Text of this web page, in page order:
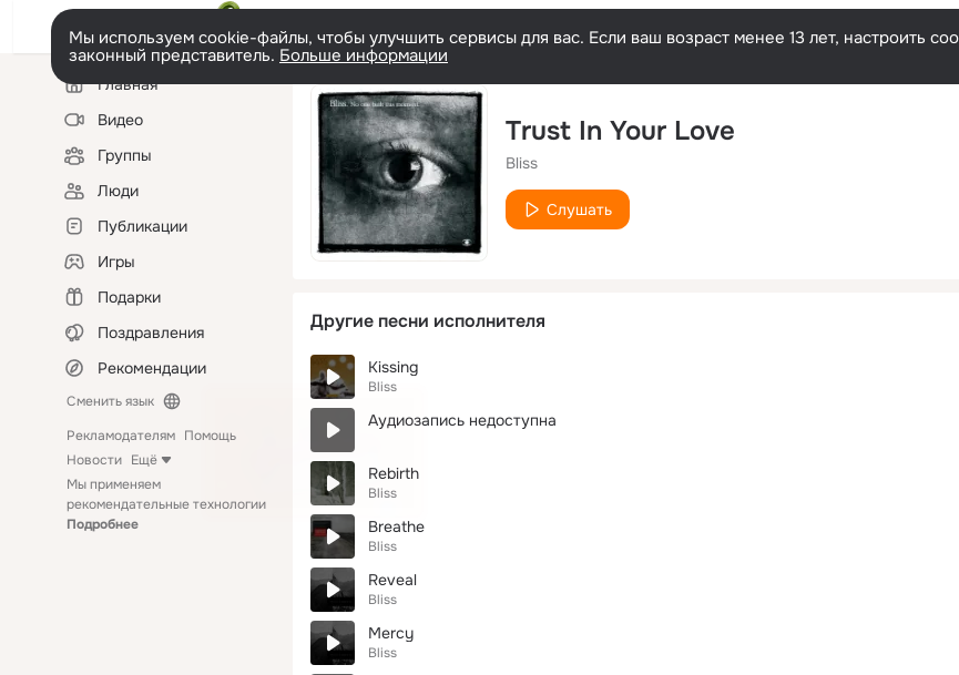
Мы используем cookie-файлы, чтобы улучшить сервисы для вас. Если ваш возраст менее 13 лет, настроить
законный представитель. Больше информации
Левая
колонкаГлавная
Видео
Группы
Люди
Публикации
Игры
Подарки
Поздравления
Рекомендации
Сменить язык
Рекламодателям Помощь
Новости Ещё
Мы применяем
рекомендательные технологии
Подробнее
Trust In Your Love
Bliss
Слушать
Другие песни исполнителя
Kissing
Bliss
Аудиозапись недоступна
Rebirth
Bliss
Breathe
Bliss
Reveal
Bliss
Mercy
Bliss